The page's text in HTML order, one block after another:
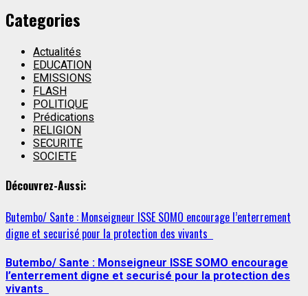
Categories
Actualités
EDUCATION
EMISSIONS
FLASH
POLITIQUE
Prédications
RELIGION
SECURITE
SOCIETE
Découvrez-Aussi:
Butembo/ Sante : Monseigneur ISSE SOMO encourage l’enterrement
digne et securisé pour la protection des vivants
Butembo/ Sante : Monseigneur ISSE SOMO encourage
l’enterrement digne et securisé pour la protection des
vivants